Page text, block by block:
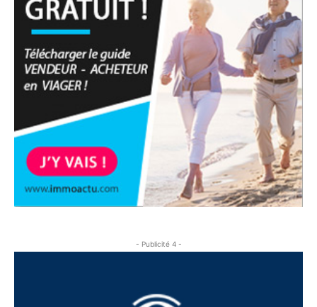
- Publicité 4 -